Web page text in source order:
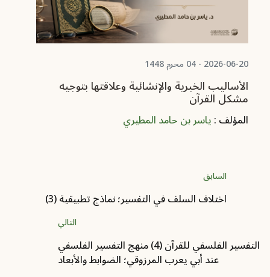
2026-06-20 - 04 محرم 1448
الأساليب الخبرية والإنشائية وعلاقتها بتوجيه
مشكل القرآن
المؤلف :ياسر بن حامد المطيري
السابق
اختلاف السلف في التفسير؛ نماذج تطبيقية (3)
التالي
التفسير الفلسفي للقرآن (4) منهج التفسير الفلسفي
عند أبي يعرب المرزوقي؛ الضوابط والأبعاد